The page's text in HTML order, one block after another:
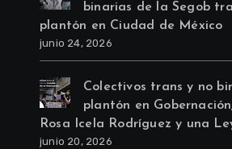
binarias de la Segob
plantón en Ciudad de México
junio 24, 2026
Colectivos trans y no
plantón en
Rosa Icela Rodríguez y una
junio 20, 2026